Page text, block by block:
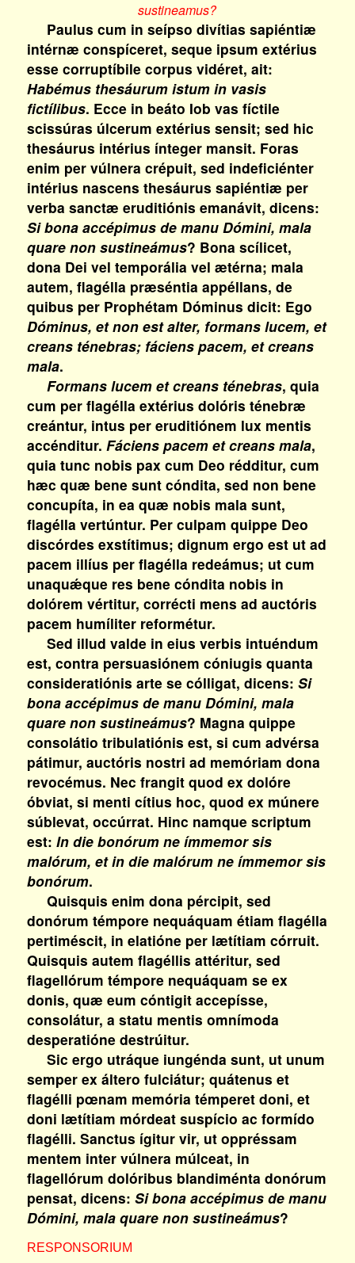
sustineamus?
Paulus cum in seípso divítias sapiéntiæ
intérnæ conspíceret, seque ipsum extérius
esse corruptíbile corpus vidéret, ait:
Habémus thesáurum istum in vasis
fictílibus. Ecce in beáto Iob vas fíctile
scissúras úlcerum extérius sensit; sed hic
thesáurus intérius ínteger mansit. Foras
enim per vúlnera crépuit, sed indeficiénter
intérius nascens thesáurus sapiéntiæ per
verba sanctæ eruditiónis emanávit, dicens:
Si bona accépimus de manu Dómini, mala
quare non sustineámus? Bona scílicet,
dona Dei vel temporália vel ætérna; mala
autem, flagélla præséntia appéllans, de
quibus per Prophétam Dóminus dicit: Ego
Dóminus, et non est alter, formans lucem, et
creans ténebras; fáciens pacem, et creans
mala.
Formans lucem et creans ténebras, quia
cum per flagélla extérius dolóris ténebræ
creántur, intus per eruditiónem lux mentis
accénditur. Fáciens pacem et creans mala,
quia tunc nobis pax cum Deo rédditur, cum
hæc quæ bene sunt cóndita, sed non bene
concupíta, in ea quæ nobis mala sunt,
flagélla vertúntur. Per culpam quippe Deo
discórdes exstítimus; dignum ergo est ut ad
pacem illíus per flagélla redeámus; ut cum
unaquǽque res bene cóndita nobis in
dolórem vértitur, corrécti mens ad auctóris
pacem humíliter reformétur.
Sed illud valde in eius verbis intuéndum
est, contra persuasiónem cóniugis quanta
consideratiónis arte se cólligat, dicens: Si
bona accépimus de manu Dómini, mala
quare non sustineámus? Magna quippe
consolátio tribulatiónis est, si cum advérsa
pátimur, auctóris nostri ad memóriam dona
revocémus. Nec frangit quod ex dolóre
óbviat, si menti cítius hoc, quod ex múnere
súblevat, occúrrat. Hinc namque scriptum
est: In die bonórum ne ímmemor sis
malórum, et in die malórum ne ímmemor sis
bonórum.
Quisquis enim dona pércipit, sed
donórum témpore nequáquam étiam flagélla
pertiméscit, in elatióne per lætítiam córruit.
Quisquis autem flagéllis attéritur, sed
flagellórum témpore nequáquam se ex
donis, quæ eum cóntigit accepísse,
consolátur, a statu mentis omnímoda
desperatióne destrúitur.
Sic ergo utráque iungénda sunt, ut unum
semper ex áltero fulciátur; quátenus et
flagélli pœnam memória témperet doni, et
doni lætítiam mórdeat suspício ac formído
flagélli. Sanctus ígitur vir, ut oppréssam
mentem inter vúlnera múlceat, in
flagellórum dolóribus blandiménta donórum
pensat, dicens: Si bona accépimus de manu
Dómini, mala quare non sustineámus?
RESPONSORIUM